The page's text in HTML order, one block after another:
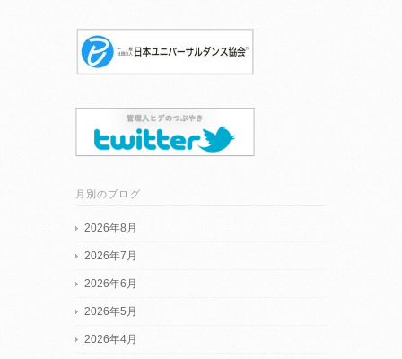
月別のブログ
2026年8月
2026年7月
2026年6月
2026年5月
2026年4月